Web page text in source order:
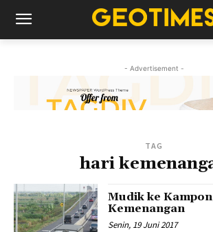
- Advertisement -
TAG
hari
Mudik ke
Kemenangan
Senin, 19 Juni 2017